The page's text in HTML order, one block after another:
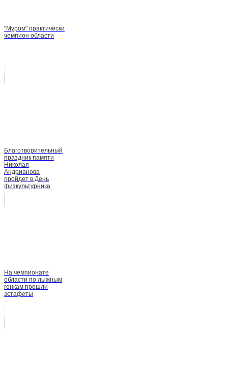
"Муром" практически
чемпион области
Благотворительный
праздник памяти
Николая
Андрианова
пройдет в День
физкультурника
На чемпионате
области по лыжным
гонкам прошли
эстафеты